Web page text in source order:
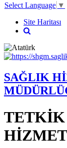
Select Language ▼
Site Haritası
SAĞLIK
TETKİK